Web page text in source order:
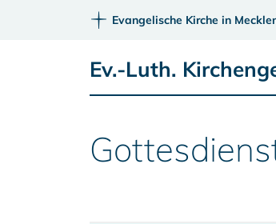
Evangelische Kirche in
Ev.-Luth.